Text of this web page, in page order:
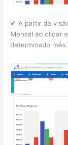
✔ A partir da
Mensal ao clicar
determinado mês.